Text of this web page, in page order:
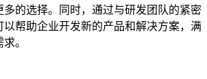
的选择。同时，通过与研发团队的紧密
以帮助企业开发新的产品和解决方案，满
。